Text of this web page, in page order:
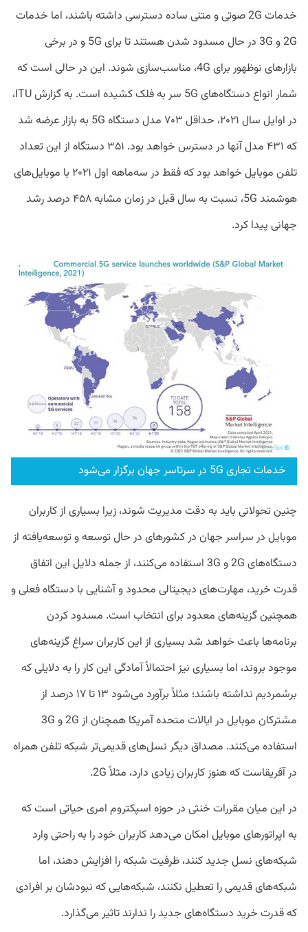
خدمات 2G صوتی و متنی ساده دسترسی داشته باشند، اما خدمات
2G و 3G در حال مسدود شدن هستند تا برای 5G و در برخی
بازارهای نوظهور برای 4G، مناسب‌سازی شوند. این در حالی است که
شمار انواع دستگاه‌های 5G سر به فلک کشیده‌ است. به گزارش ITU،
در اوایل سال ۲۰۲۱، حداقل ۷۰۳ مدل دستگاه 5G به بازار عرضه شد
که ۴۳۱ مدل آنها در دسترس خواهد بود. ۳۵۱ دستگاه از این تعداد
تلفن موبایل خواهد بود که فقط در سه‌ماهه اول ۲۰۲۱ با موبایل‌های
هوشمند 5G، نسبت به سال قبل در زمان مشابه ۴۵۸ درصد رشد
جهانی پیدا کرد.
خدمات تجاری 5G در سرتاسر جهان برگزار می‌شود
چنین تحولاتی باید به‌ دقت مدیریت شوند، زیرا بسیاری از کاربران
موبایل در سراسر جهان در کشورهای در حال توسعه و توسعه‌یافته از
دستگاه‌های 2G و 3G استفاده می‌کنند، از جمله دلایل این اتفاق
قدرت خرید، مهارت‌های دیجیتالی محدود و آشنایی با دستگاه فعلی و
همچنین گزینه‌های معدود برای انتخاب است. مسدود کردن
برنامه‌ها باعث خواهد شد بسیاری از این کاربران سراغ گزینه‌های
موجود بروند، اما بسیاری نیز احتمالاً آمادگی این کار را به دلایلی که
برشمردیم نداشته باشند؛ مثلاً برآورد می‌شود ۱۳ تا ۱۷ درصد از
مشترکان موبایل در ایالات متحده آمریکا همچنان از 2G و 3G
استفاده می‌کنند. مصداق دیگر نسل‌های قدیمی‌تر شبکه تلفن همراه
در آفریقاست که هنوز کاربران زیادی دارد، مثلاً 2G.
در این میان مقررات خنثی در حوزه اسپکتروم امری حیاتی است که
به اپراتورهای موبایل امکان می‌دهد کاربران خود را به‌ راحتی وارد
شبکه‌های نسل جدید کنند، ظرفیت شبکه را افزایش دهند، اما
شبکه‌های قدیمی را تعطیل نکنند، شبکه‌هایی که نبودشان بر افرادی
که قدرت خرید دستگاه‌های جدید را ندارند تاثیر می‌گذارد.